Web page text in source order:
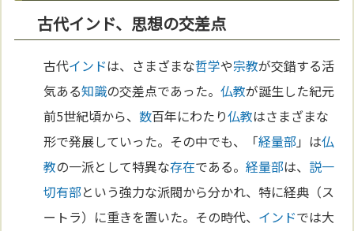
古代インド、思想の交差点
古代インドは、さまざまな哲学や宗教が交錯する活
気ある知識の交差点であった。仏教が誕生した紀元
前5世紀頃から、数百年にわたり仏教はさまざまな
形で発展していった。その中でも、「経量部」は仏
教の一派として特異な存在である。経量部は、 説一
切有部という強力な派閥から分かれ、特に経典（ス
ートラ）に重きを置いた。その時代、 インドでは大